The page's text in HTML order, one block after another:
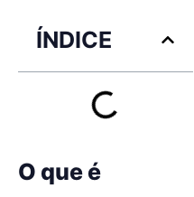
ÍNDICE
O que é